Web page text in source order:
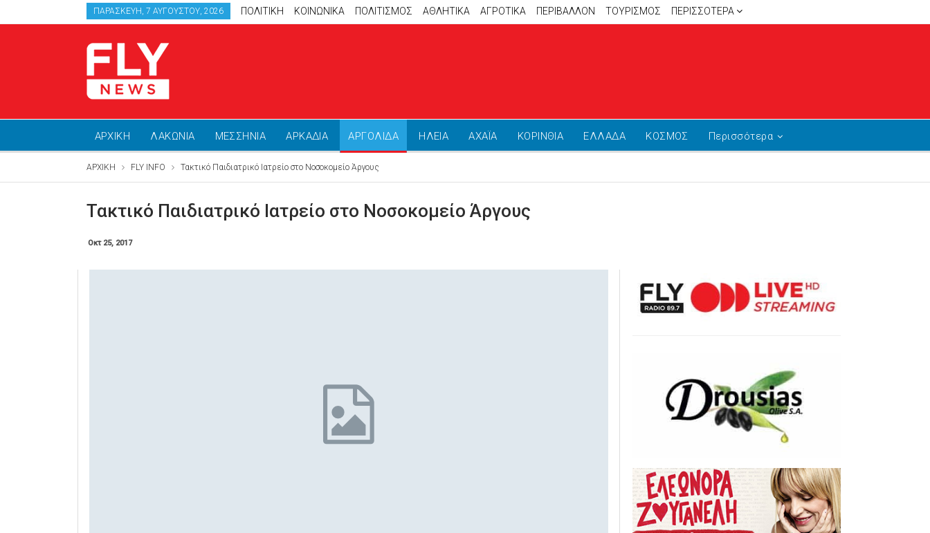
ΠΑΡΑΣΚΕΥΉ, 7 ΑΥΓΟΎΣΤΟΥ, 2026 ΠΟΛΙΤΙΚΗ ΚΟΙΝΩΝΙΚΑ ΠΟΛΙΤΙΣΜΟΣ ΑΘΛΗΤΙΚΆ ΑΓΡΟΤΙΚΑ ΠΕΡΙΒΑΛΛΟΝ ΤΟΥΡΙΣΜΟΣ ΠΕΡΙΣΣΌΤΕΡΑ
ΑΡΧΙΚΗ ΛΑΚΩΝΙΑ ΜΕΣΣΗΝΙΑ ΑΡΚΑΔΙΑ ΑΡΓΟΛΙΔΑ ΗΛΕΙΑ ΑΧΑΪΑ ΚΟΡΙΝΘΙΑ ΕΛΛΑΔΑ ΚΟΣΜΟΣ Περισσότερα
ΑΡΧΙΚΗ FLY INFO Τακτικό Παιδιατρικό Ιατρείο στο Νοσοκομείο Άργους
Τακτικό Παιδιατρικό Ιατρείο στο Νοσοκομείο Άργους
Οκτ 25, 2017